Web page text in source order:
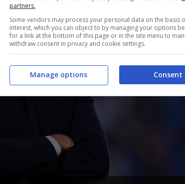
partners.
Some vendors may process your personal data on the basis
interest, which you can object to by managing your options
for a link at the bottom of this page or in the site menu to
withdraw consent in privacy and cookie settings.
Consent
Manage options